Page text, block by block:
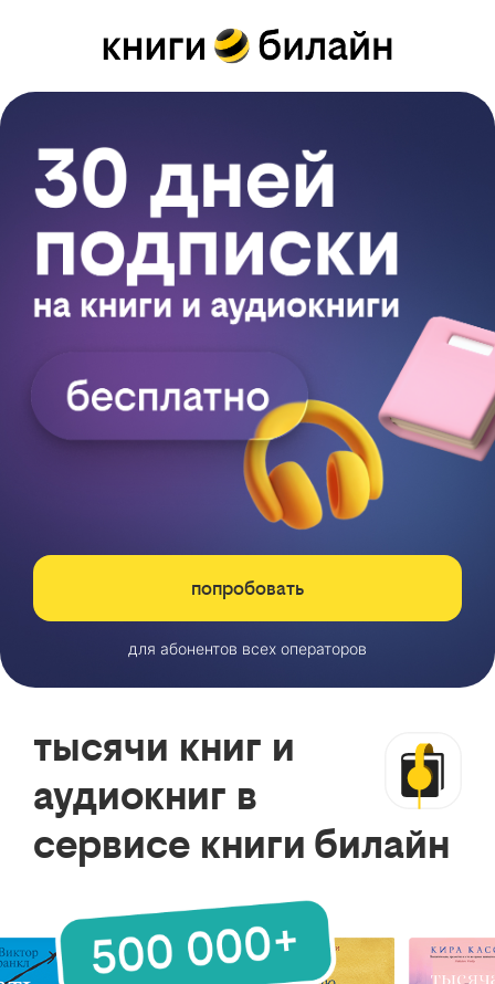
попробовать
для абонентов всех операторов
тысячи книг и
аудиокниг в
сервисе книги билайн